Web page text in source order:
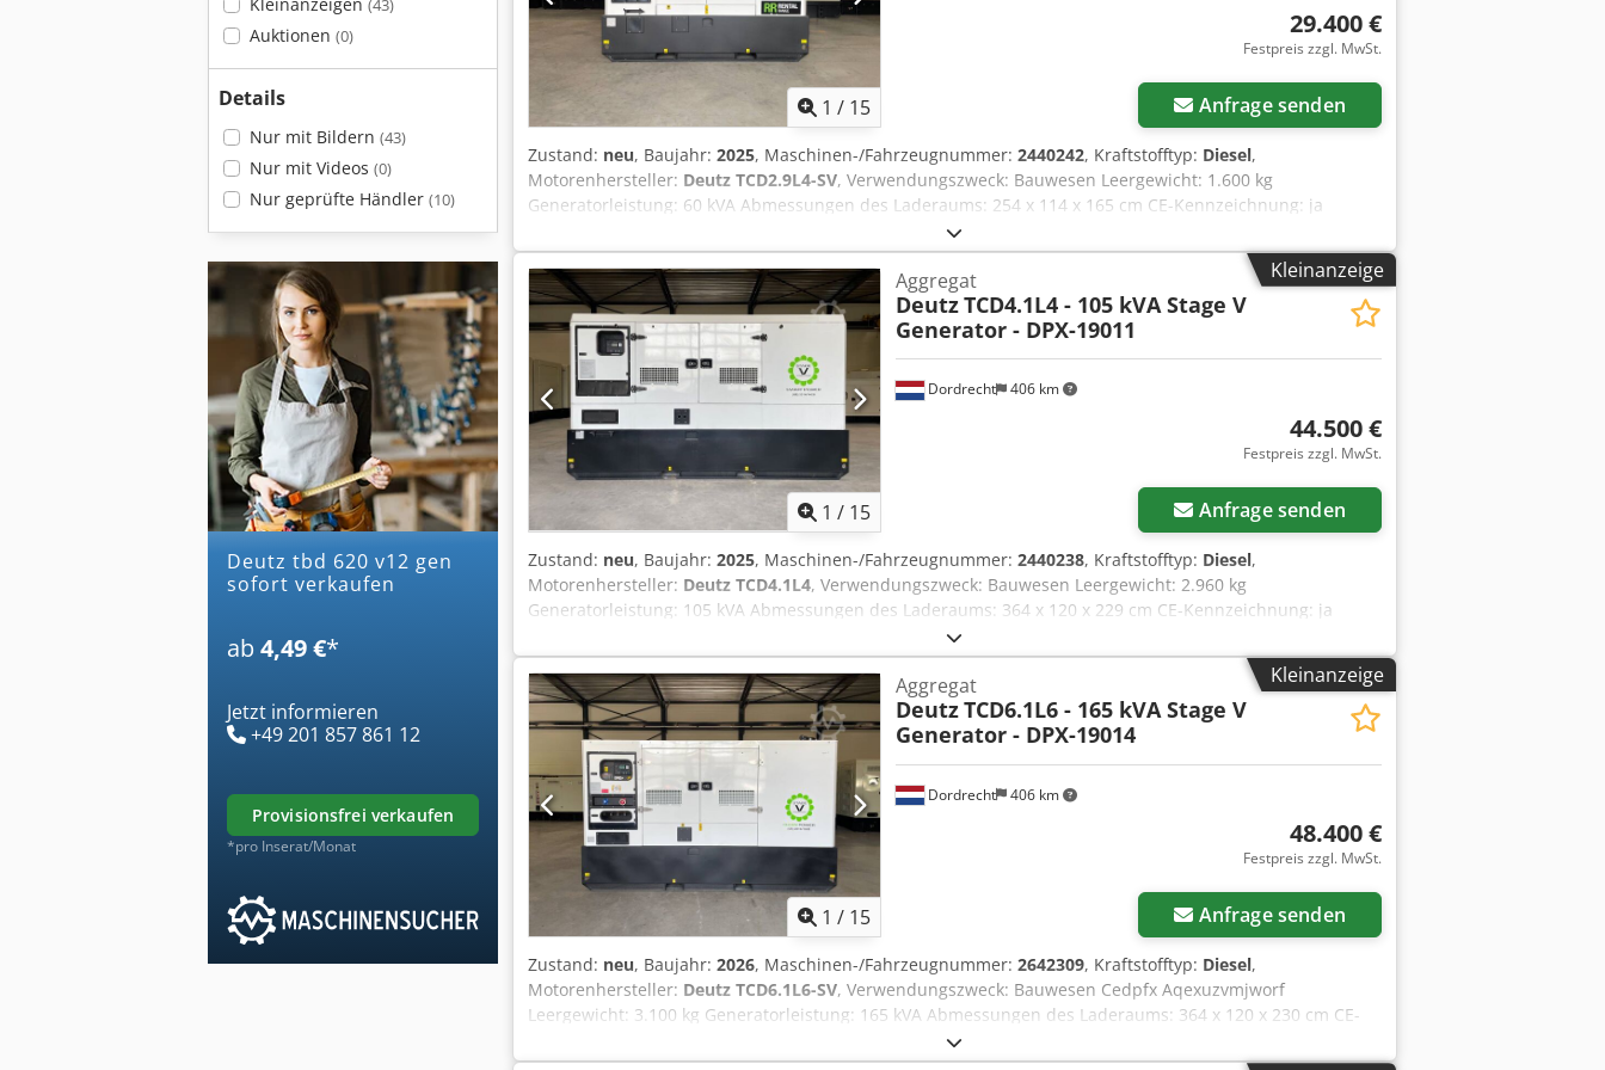
(43)
Auktionen (0)
Details
Nur mit Bildern (43)
Nur mit Videos (0)
Nur geprüfte Händler (10)
deutz tbd 620 v12 gen
sofort verkaufen
ab 4,49 €*
Jetzt informieren
+49 201 857 861 12
provisionsfrei verkaufen
*pro Inserat/Monat
1 / 15
29.400 €
Festpreis zzgl. MwSt.
Anfrage senden
Zustand: neu, Baujahr: 2025, Maschinen-/Fahrzeugnummer: 2440242, Kraftstofftyp: Diesel,
Motorenhersteller: Deutz TCD2.9L4-SV, Verwendungszweck: Bauwesen Leergewicht: 1.600 kg
Generatorleistung: 60 kVA Abmessungen des Laderaums: 254 x 114 x 165 cm CE-Kennzeichnung: ja
Emissionsniveau: Stage V / Tier IV final Wassertankvolumen: 250 l Produktionsland: ES Wenden Sie sich an
Team DPX, um weitere Informationen zu erhalten. = Weitere Optionen und Zubehör = Credpfx
Aqeyrbbrjwjf - Battery - Control Panel - Stahldach - Tanker
Kleinanzeige
1 / 15
Dordrecht 406 km
Aggregat
DeutzTCD4.1L4 - 105 kVA Stage V
Generator - DPX-19011
44.500 €
Festpreis zzgl. MwSt.
Anfrage senden
Zustand: neu, Baujahr: 2025, Maschinen-/Fahrzeugnummer: 2440238, Kraftstofftyp: Diesel,
Motorenhersteller: Deutz TCD4.1L4, Verwendungszweck: Bauwesen Leergewicht: 2.960 kg
Generatorleistung: 105 kVA Abmessungen des Laderaums: 364 x 120 x 229 cm CE-Kennzeichnung: ja
Cjdpfox Nl Dmox Aqwjrf Emissionsniveau: Stage V / Tier IV final Wassertankvolumen: 1100 l Wenden Sie
sich an Team DPX, um weitere Informationen zu erhalten. = Weitere Optionen und Zubehör = - Battery -
Control Panel - Stahldach - Tanker
Kleinanzeige
1 / 15
Dordrecht 406 km
Aggregat
DeutzTCD6.1L6 - 165 kVA Stage V
Generator - DPX-19014
48.400 €
Festpreis zzgl. MwSt.
Anfrage senden
Zustand: neu, Baujahr: 2026, Maschinen-/Fahrzeugnummer: 2642309, Kraftstofftyp: Diesel,
Motorenhersteller: Deutz TCD6.1L6-SV, Verwendungszweck: Bauwesen Cedpfx Aqexuzvmjworf
Leergewicht: 3.100 kg Generatorleistung: 165 kVA Abmessungen des Laderaums: 364 x 120 x 230 cm CE-
Kennzeichnung: ja Emissionsniveau: Stage V / Tier IV final Wassertankvolumen: 1100 l Wenden Sie sich an
Team DPX, um weitere Informationen zu erhalten. = Weitere Optionen und Zubehör = - Battery - Control